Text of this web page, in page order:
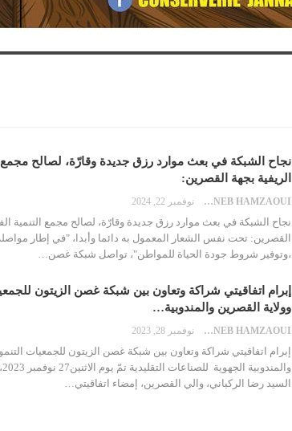
نجاح الشبكة في بعث موارد رزق جديدة وقارّة، لصالح مجمع
الريفية بجهة القصرين:
ZAYNEB HAMZAOUI نوفمبر 22, 2024
نجاح الشبكة في بعث موارد رزق جديدة وقارّة، لصالح مجمع التنمية
القصرين: تحت نفس الشعار المعمول به دائما وأبدا، "في إطار
،وتوفير شروط جودة الحياة للمواطن"، تواصل شبكة غصن…
إبرام اتفاقيتي شراكة وتعاون بين شبكة غصن الزيتون
وولاية القصرين والمندوبية…
ZAYNEB HAMZAOUI نوفمبر 28, 2023
إبرام اتفاقيتي شراكة وتعاون بين شبكة غصن الزيتون للجمعيات
السيد رضا الركباني، والي القصرين، إمضاء اتفاقيتي…